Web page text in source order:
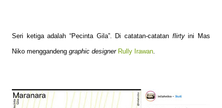
Seri ketiga adalah “Pecinta Gila”. Di catatan-catatan flirtyini Mas
Niko menggandeng graphic designer Rully Irawan.